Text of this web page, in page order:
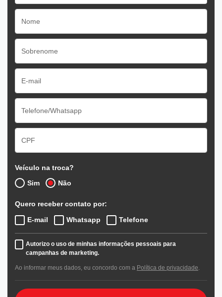
Veículo na troca?
Sim
Não
Quero receber contato por:
E-mail
Whatsapp Telefone
Autorizo o uso de minhas informações pessoais para
campanhas de marketing.
Ao informar meus dados, eu concordo com a Política de privacidade.